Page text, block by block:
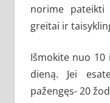
norime pateikti
greitai ir
Išmokite nuo
dieną. Jei
pažengęs- 20